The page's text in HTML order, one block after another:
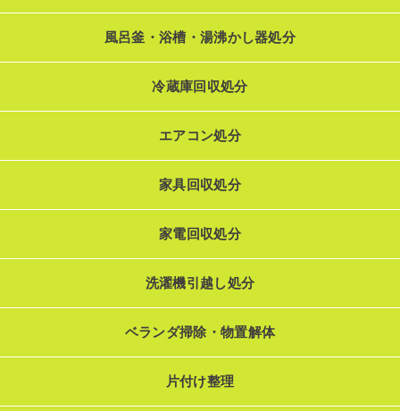
風呂釜・浴槽・湯沸かし器処分
冷蔵庫回収処分
エアコン処分
家具回収処分
家電回収処分
洗濯機引越し処分
ベランダ掃除・物置解体
片付け整理